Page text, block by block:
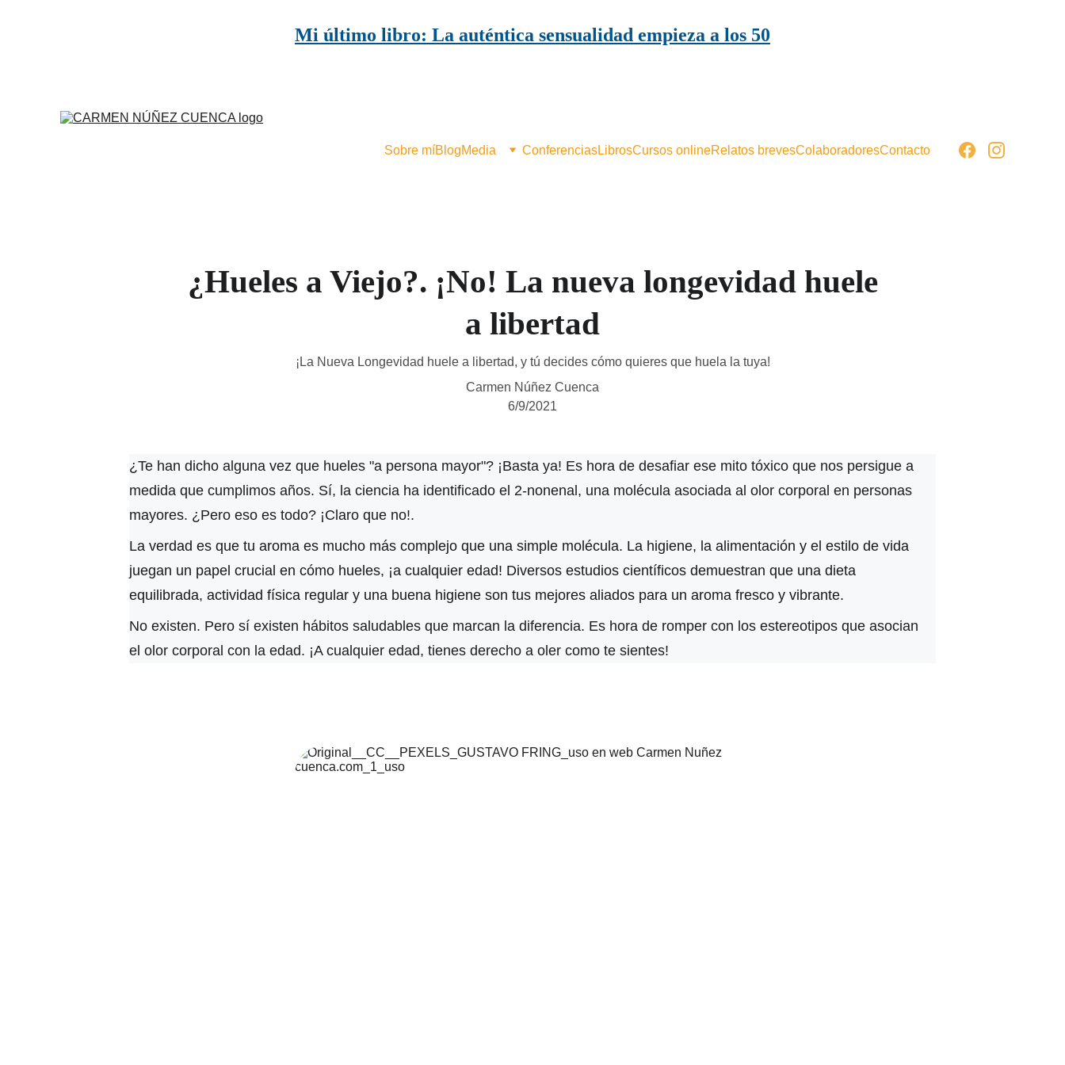
Mi último libro: La auténtica sensualidad empieza a los 50
Sobre míBlogMedia ConferenciasLibrosCursos onlineRelatos brevesColaboradoresContacto
¿Hueles a Viejo?. ¡No! La nueva longevidad huele
a libertad
¡La Nueva Longevidad huele a libertad, y tú decides cómo quieres que huela la tuya!
Carmen Núñez Cuenca
6/9/2021
¿Te han dicho alguna vez que hueles "a persona mayor"? ¡Basta ya! Es hora de desafiar ese mito tóxico que nos persigue a
medida que cumplimos años. Sí, la ciencia ha identificado el 2-nonenal, una molécula asociada al olor corporal en personas
mayores. ¿Pero eso es todo? ¡Claro que no!.
La verdad es que tu aroma es mucho más complejo que una simple molécula. La higiene, la alimentación y el estilo de vida
juegan un papel crucial en cómo hueles, ¡a cualquier edad! Diversos estudios científicos demuestran que una dieta
equilibrada, actividad física regular y una buena higiene son tus mejores aliados para un aroma fresco y vibrante.
No existen. Pero sí existen hábitos saludables que marcan la diferencia. Es hora de romper con los estereotipos que asocian
el olor corporal con la edad. ¡A cualquier edad, tienes derecho a oler como te sientes!